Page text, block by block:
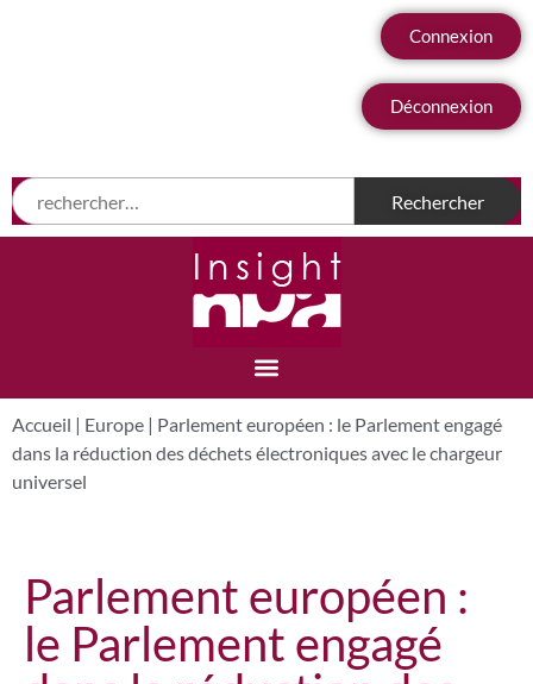
Connexion
Déconnexion
Accueil | Europe | Parlement européen : le Parlement engagé
dans la réduction des déchets électroniques avec le chargeur
universel
Parlement européen :
le Parlement engagé